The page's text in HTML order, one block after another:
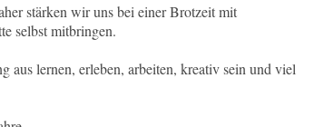
stärken wir uns bei einer Brotzeit mit
selbst mitbringen.
aus lernen, erleben, arbeiten, kreativ sein und viel